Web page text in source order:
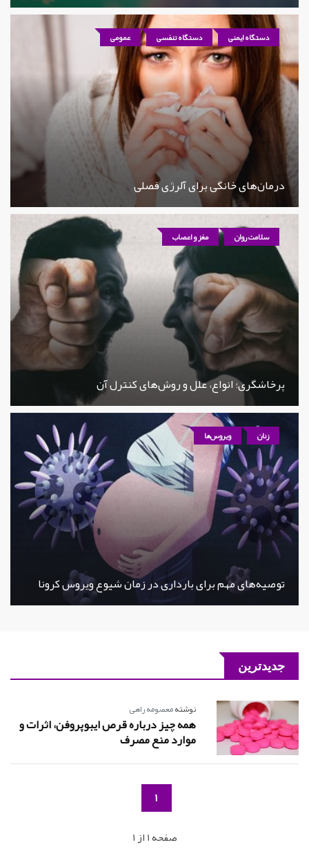
دستگاه ایمنی دستگاه تنفسی عمومی
درمان‌های خانگی برای آلرژی فصلی
سلامت روان مغز و اعصاب
پرخاشگری؛ انواع، علل و روش‌های کنترل آن
زنان ویروس‌ها
توصیه‌های مهم برای بارداری در زمان شیوع ویروس کرونا
جدیدترین
نوشتهمعصومه راهی
همه چیز درباره قرص ایبوپروفن، اثرات و
موارد منع مصرف
1
صفحه 1 از 1